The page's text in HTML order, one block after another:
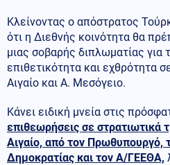
Κλείνοντας ο απόστρατος
ότι η Διεθνής κοινότητα θα
μιας σοβαρής διπλωματίας για
επιθετικότητα και εχθρότητα
Αιγαίο και Α. Μεσόγειο.
Κάνει ειδική μνεία στις
επιθεωρήσεις σε στρατιωτικά
Αιγαίο, από τον Πρωθυπουργό,
Δημοκρατίας και τον Α/ΓΕΕΘΑ,